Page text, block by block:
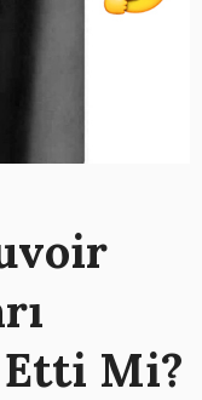
Etti Mi?